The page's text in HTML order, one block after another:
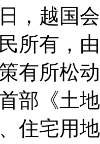
，越国
所有，
有所松
部《土
住宅用